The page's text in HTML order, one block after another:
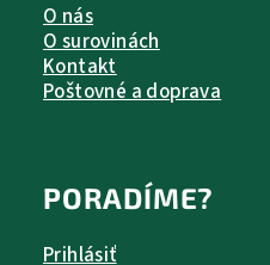
O nás
O surovinách
Kontakt
Poštovné a doprava
PORADÍME?
Prihlásiť